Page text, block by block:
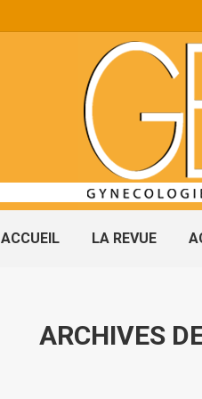
ACCUEIL LA REVUE
ARCHIVES